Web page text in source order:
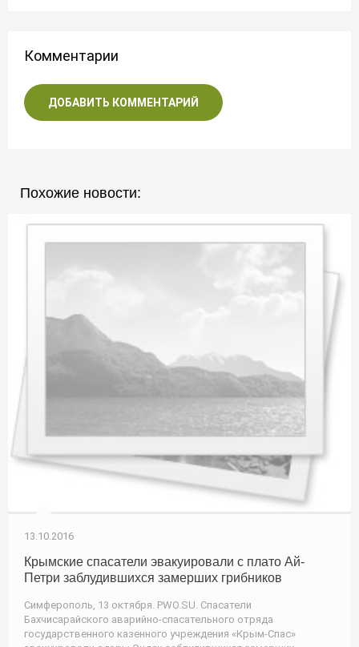
Комментарии
ДОБАВИТЬ КОММЕНТАРИЙ
Похожие новости:
13.10.2016
Крымские спасатели эвакуировали с плато Ай-
Петри заблудившихся замерших грибников
Симферополь, 13 октября. PWO.SU. Спасатели
Бахчисарайского аварийно-спасательного отряда
государственного казенного учреждения «Крым-Спас»